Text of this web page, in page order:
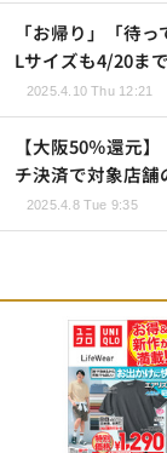
「お帰り」「待
Lサイズも4/20ま
2025.4.10 Thu 12:21
【大阪50％還元
チ決済で対象店
2025.4.8 Tue 9:35